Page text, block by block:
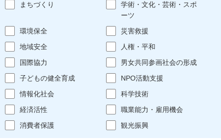
まちづくり
学術・文化・芸術・スポ
ーツ
環境保全
災害救援
地域安全
人権・平和
国際協力
男女共同参画社会の形成
子どもの健全育成
NPO活動支援
情報化社会
科学技術
経済活性
職業能力・雇用機会
消費者保護
観光振興